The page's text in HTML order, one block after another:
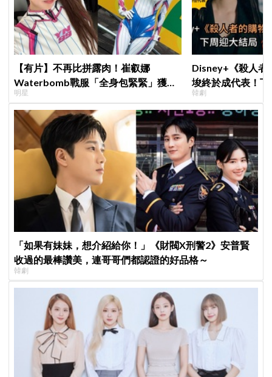
【有片】不再比拼露肉！崔叡娜
Waterbomb戰服「全身包緊緊」獲好
評，逆向操作炸翻全場：根本福音戰士
明星
Disney+《殺人者
埈終於成代表！
現成最大伏筆
韓劇
「如果有妹妹，想介紹給你！」《財閥X刑警2》安普賢
收過的最棒讚美，連哥哥們都認證的好品格～
韓劇